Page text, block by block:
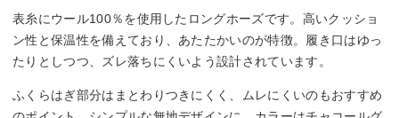
表糸にウール100％を使用したロングホーズです。高いクッショ
ン性と保温性を備えており、あたたかいのが特徴。履き口はゆっ
たりとしつつ、ズレ落ちにくいよう設計されています。
ふくらはぎ部分はまとわりつきにくく、ムレにくいのもおすすめ